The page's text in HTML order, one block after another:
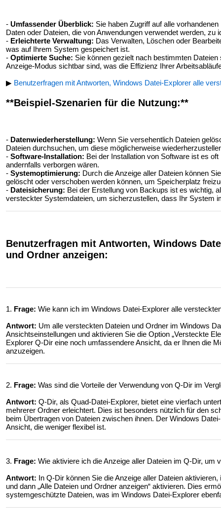
- Umfassender Überblick: Sie haben Zugriff auf alle
Daten oder Dateien, die von Anwendungen verwendet werden, zu
- Erleichterte Verwaltung: Das Verwalten, Löschen oder
was auf Ihrem System gespeichert ist.
- Optimierte Suche: Sie können gezielt nach bestimmten
Anzeige-Modus sichtbar sind, was die Effizienz Ihrer
▶ Benutzerfragen mit Antworten, Windows Datei-Explorer alle
**Beispiel-Szenarien für die Nutzung:**
- Datenwiederherstellung: Wenn Sie versehentlich Dateien
Dateien durchsuchen, um diese möglicherweise
- Software-Installation: Bei der Installation von Software ist es
andernfalls verborgen wären.
- Systemoptimierung: Durch die Anzeige aller Dateien können
gelöscht oder verschoben werden können, um Speicherplatz
- Dateisicherung: Bei der Erstellung von Backups ist es wichtig,
versteckter Systemdateien, um sicherzustellen, dass Ihr System
Benutzerfragen mit Antworten, Windows
und Ordner anzeigen:
1. Frage: Wie kann ich im Windows Datei-Explorer alle
Antwort: Um alle versteckten Dateien und Ordner im Windows
Ansichtseinstellungen und aktivieren Sie die Option „Versteckte
Explorer Q-Dir eine noch umfassendere Ansicht, da er Ihnen die
anzuzeigen.
2. Frage: Was sind die Vorteile der Verwendung von Q-Dir im
Antwort: Q-Dir, als Quad-Datei-Explorer, bietet eine vierfach
mehrerer Ordner erleichtert. Dies ist besonders nützlich für den
beim Übertragen von Dateien zwischen ihnen. Der Windows
Ansicht, die weniger flexibel ist.
3. Frage: Wie aktiviere ich die Anzeige aller Dateien im Q-Dir, um
Antwort: In Q-Dir können Sie die Anzeige aller Dateien
und dann „Alle Dateien und Ordner anzeigen“ aktivieren. Dies
systemgeschützte Dateien, was im Windows Datei-Explorer